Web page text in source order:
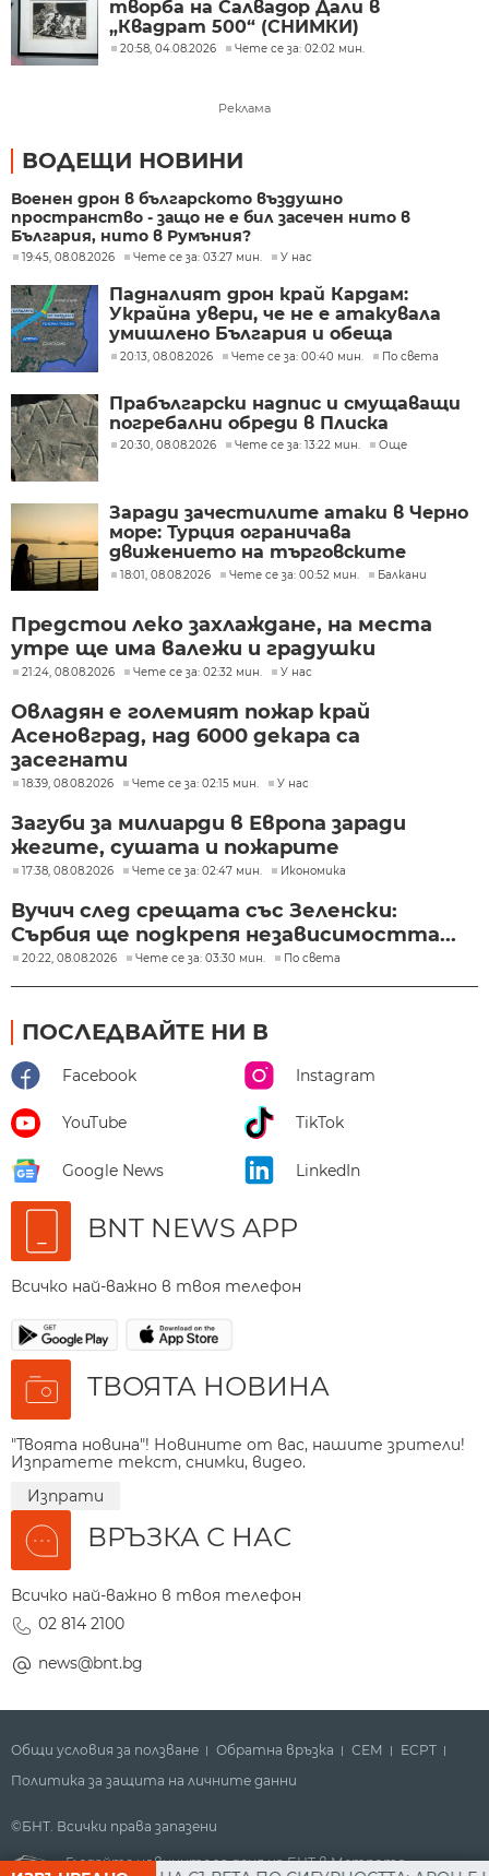
творба на Салвадор Дали в
„Квадрат 500“ (СНИМКИ)
20:58, 04.08.2026 Чете се за: 02:02 мин.
Реклама
ВОДЕЩИ НОВИНИ
Военен дрон в българското въздушно
пространство - защо не е бил засечен нито в
България, нито в Румъния?
19:45, 08.08.2026 Чете се за: 03:27 мин. У нас
Падналият дрон край Кардам:
Украйна увери, че не е атакувала
умишлено България и обеща
разследване
20:13, 08.08.2026 Чете се за: 00:40 мин. По света
Прабългарски надпис и смущаващи
погребални обреди в Плиска
20:30, 08.08.2026 Чете се за: 13:22 мин. Още
Заради зачестилите атаки в Черно
море: Турция ограничава
движението на търговските
кораби
18:01, 08.08.2026 Чете се за: 00:52 мин. Балкани
Предстои леко захлаждане, на места
утре ще има валежи и градушки
21:24, 08.08.2026 Чете се за: 02:32 мин. У нас
Овладян е големият пожар край
Асеновград, над 6000 декара са
засегнати
18:39, 08.08.2026 Чете се за: 02:15 мин. У нас
Загуби за милиарди в Европа заради
жегите, сушата и пожарите
17:38, 08.08.2026 Чете се за: 02:47 мин. Икономика
Вучич след срещата със Зеленски:
Сърбия ще подкрепя независимостта...
20:22, 08.08.2026 Чете се за: 03:30 мин. По света
ПОСЛЕДВАЙТЕ НИ В
Facebook Instagram
YouTube TikTok
Google News LinkedIn
BNT NEWS APP
Всичко най-важно в твоя телефон
ТВОЯТА НОВИНА
"Твоята новина"! Новините от вас, нашите зрители!
Изпратете текст, снимки, видео.
Изпрати
ВРЪЗКА С НАС
Всичко най-важно в твоя телефон
02 814 2100
news@bnt.bg
Общи условия за ползване Обратна връзка СЕМ
ECPT
Политика за защита на личните данни
©БНТ. Всички права запазени
Гледайте новините за деня на БНТ в Метрото